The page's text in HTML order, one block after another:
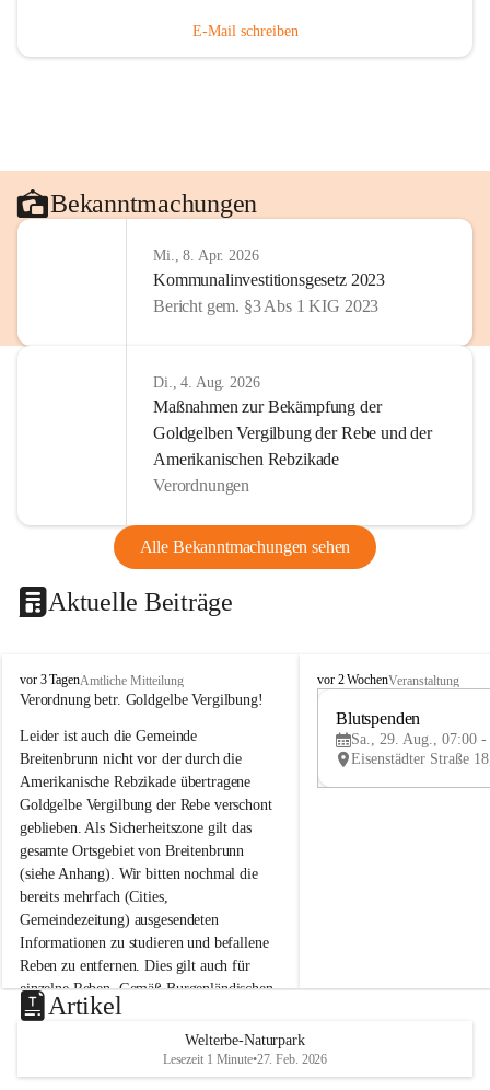
E-Mail schreiben
Bekanntmachungen
Mi., 8. Apr. 2026
Kommunalinvestitionsgesetz 2023
Bericht gem. §3 Abs 1 KIG 2023
Di., 4. Aug. 2026
Maßnahmen zur Bekämpfung der
Goldgelben Vergilbung der Rebe und der
Amerikanischen Rebzikade
Verordnungen
Alle Bekanntmachungen sehen
Aktuelle Beiträge
B
r
i
t
e
n
b
r
u
n
n
a
m
N
e
u
s
d
vor 3 TagenAmtliche Mitteilung
Verordnung betr. Goldgelbe Vergilbung!
Leider ist auch die Gemeinde
Breitenbrunn nicht vor der durch die
Amerikanische Rebzikade übertragene
Goldgelbe Vergilbung der Rebe verschont
geblieben. Als Sicherheitszone gilt das
gesamte Ortsgebiet von Breitenbrunn
(siehe Anhang). Wir bitten nochmal die
bereits mehrfach (Cities,
Gemeindezeitung) ausgesendeten
Informationen zu studieren und befallene
Reben zu entfernen. Dies gilt auch für
einzelne Reben. Gemäß Burgenländischen
Weinbaugesetz sind nicht gepflegte oder
unzulässige Weingärten zu roden! Bitte
helfen wir zusammen um unsere Winzer
vor den prognostizierten Ernteausfällen
B
e
u
e
d
vor 2 WochenVeranstaltung
Blutspenden
Sa., 29. Aug., 07:00 -
Artikel
Welterbe-Naturpark
Lesezeit 1 Minute•27. Feb. 2026